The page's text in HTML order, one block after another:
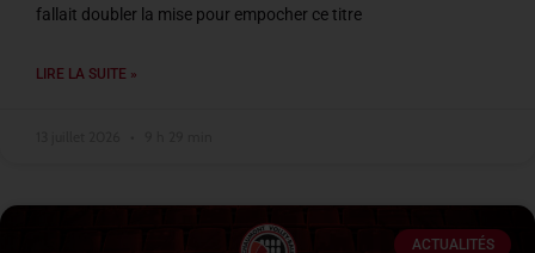
fallait doubler la mise pour empocher ce titre
LIRE LA SUITE »
ACTUALITÉS